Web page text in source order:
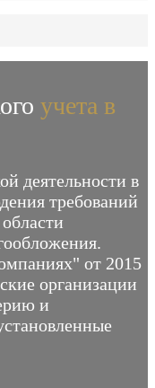
учета в
деятельности в
требований
от 2015
организации
и